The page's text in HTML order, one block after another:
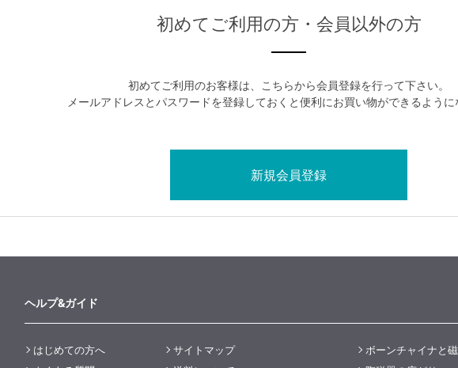
初めてご利用の方・会員以外の方
初めてご利用のお客様は、こちらから会員登録を行って下さい。
メールアドレスとパスワードを登録しておくと便利にお買い物ができるよう
ヘルプ&ガイド
はじめての方へ
サイトマップ
ボーンチャイナと